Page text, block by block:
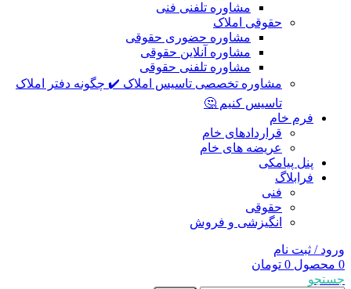
مشاوره تلفنی فنی
حقوقی املاک
مشاوره حضوری حقوقی
مشاوره آنلاین حقوقی
مشاوره تلفنی حقوقی
مشاوره تخصصی تاسیس املاک ✔️ چگونه دفتر املاک
تاسیس کنیم 🤔
فرم خام
قراردادهای خام
عریضه های خام
پنل پیامکی
فرابلاگ
فنی
حقوقی
انگیزشی و فروش
ورود / ثبت نام
0 محصول 0 تومان
جستجو